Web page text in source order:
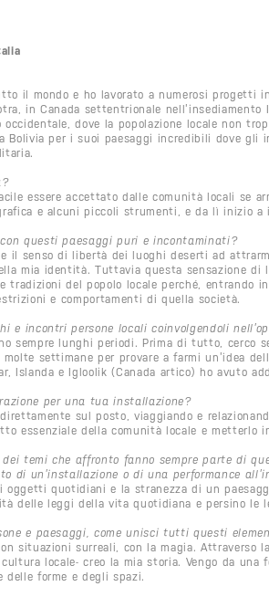
il mondo e ho lavorato a numerosi progetti
in Canada settentrionale
occidentale, dove la popolazione locale non
Bolivia per i suoi paesaggi incredibili dove gli
essere accettato dalle comunità locali se
e alcuni piccoli strumenti, e da lì inizio a
questi paesaggi puri e incontaminati?
e il senso di libertà dei luoghi deserti ad
mia identità. Tuttavia questa sensazione di
tradizioni del popolo locale perché, entrando
e comportamenti di quella società.
e incontri persone locali coinvolgendoli
sempre lunghi periodi. Prima di tutto, cerco
molte settimane per provare a farmi un’idea
Islanda e Igloolik (Canada artico) ho avuto
per una tua installazione?
sul posto, viaggiando e
essenziale della comunità locale e metterlo
temi che affronto fanno sempre parte di
di un’installazione o di una performance
oggetti quotidiani e la stranezza di un
delle leggi della vita quotidiana e persino le
e paesaggi, come unisci tutti questi
situazioni surreali, con la magia.
locale- creo la mia storia. Vengo da
delle forme e degli spazi.